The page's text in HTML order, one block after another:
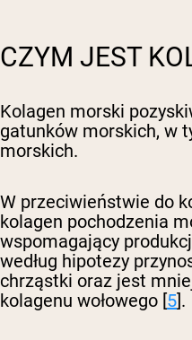
CZYM JEST
Kolagen morski
gatunków morskich, w
morskich.
W przeciwieństwie do
kolagen pochodzenia
wspomagający
według hipotezy
chrząstki oraz jest
kolagenu wołowego [5].